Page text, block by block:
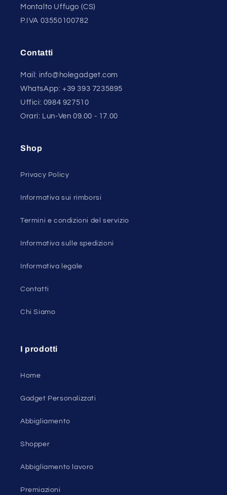
Montalto Uffugo (CS)
P.IVA 03550100782
Contatti
Mail: info@holegadget.com
WhatsApp: +39 393 7235895
Uffici: 0984 927510
Orari: Lun-Ven 09.00 - 17.00
Shop
Privacy Policy
Informativa sui rimborsi
Termini e condizioni del servizio
Informativa sulle spedizioni
Informativa legale
Contatti
Chi Siamo
I prodotti
Home
Gadget Personalizzati
Abbigliamento
Shopper
Abbigliamento lavoro
Premiazioni